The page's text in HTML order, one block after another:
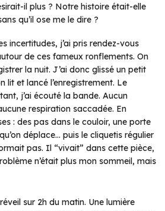
il plus ? Notre histoire était-elle
qu’il ose me le dire ?
incertitudes, j’ai pris rendez-vous
de ces fameux ronflements. On
la nuit. J’ai donc glissé un petit
lit et lancé l’enregistrement. Le
j’ai écouté la bande. Aucun
respiration saccadée. En
: des pas dans le couloir, une porte
déplace… puis le cliquetis régulier
pas. Il “vivait” dans cette pièce,
n’était plus mon sommeil, mais
sur 2h du matin. Une lumière